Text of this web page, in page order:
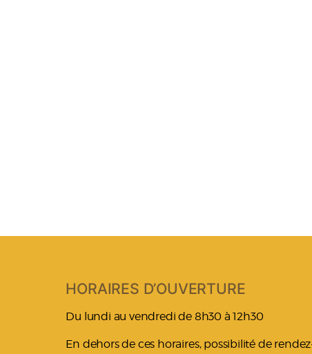
HORAIRES D’OUVERTURE
Du lundi au vendredi de 8h30 à 12h30
En dehors de ces horaires, possibilité de